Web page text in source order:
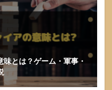
とは？ゲーム・軍事・